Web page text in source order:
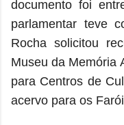
documento foi
parlamentar teve
Rocha solicitou
Museu da Memória
para Centros de
acervo para os